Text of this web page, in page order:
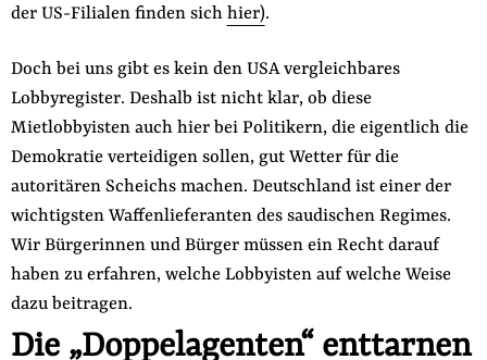
der US-Filialen finden sich hier).
Doch bei uns gibt es kein den USA vergleichbares
Lobbyregister. Deshalb ist nicht klar, ob diese
Mietlobbyisten auch hier bei Politikern, die eigentlich die
Demokratie verteidigen sollen, gut Wetter für die
autoritären Scheichs machen. Deutschland ist einer der
wichtigsten Waffenlieferanten des saudischen Regimes.
Wir Bürgerinnen und Bürger müssen ein Recht darauf
haben zu erfahren, welche Lobbyisten auf welche Weise
dazu beitragen.
Die „Doppelagenten“ enttarnen